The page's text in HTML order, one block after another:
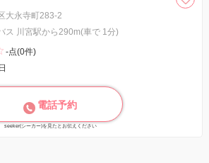
大永寺町283-2
ス 川宮駅から290m(車で 1分)
-点(0件)
電話予約
seeker(シーカー)を見たとお伝えください